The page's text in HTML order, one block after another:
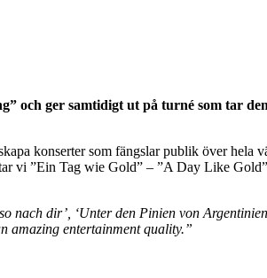
och ger samtidigt ut på turné som tar
konserter som fängslar publik över hela
vi ”Ein Tag wie Gold” – ”A Day Like
nach dir’, ‘Unter den Pinien von
amazing entertainment quality.”